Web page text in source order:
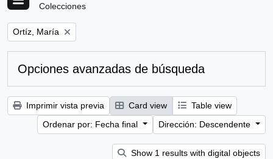
Colecciones
Remove filter:
Ortíz, María
Opciones avanzadas de búsqueda
Imprimir vista previa Card view
Table view
Ordenar por: Fecha final
Dirección: Descendente
Show 1 results with digital objects